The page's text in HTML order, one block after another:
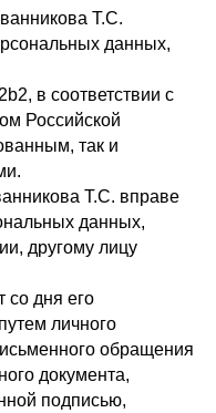
Т.С.
данных,
в соответствии с
Российской
так и
Т.С. вправе
данных,
другому лицу
со дня его
личного
обращения
документа,
подписью,